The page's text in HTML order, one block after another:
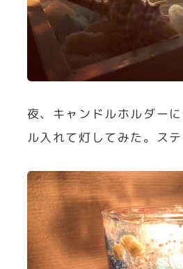
夜、キャンドルホルダー
ル入れて灯してみた。ステ